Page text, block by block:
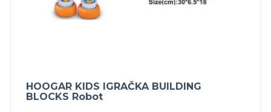
HOOGAR KIDS IGRAČKA BUILDING
BLOCKS Robot